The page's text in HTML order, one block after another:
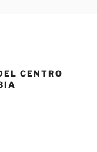
CENTRO